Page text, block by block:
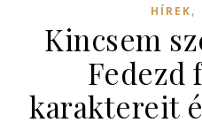
HÍREK,
Kincsem
Fedezd
karaktereit